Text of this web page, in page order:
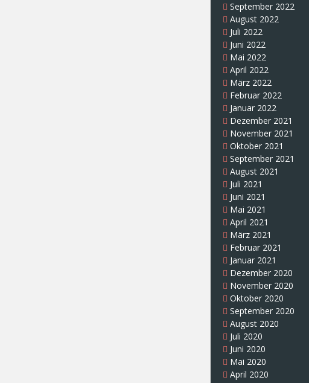
September 2022
August 2022
Juli 2022
Juni 2022
Mai 2022
April 2022
März 2022
Februar 2022
Januar 2022
Dezember 2021
November 2021
Oktober 2021
September 2021
August 2021
Juli 2021
Juni 2021
Mai 2021
April 2021
März 2021
Februar 2021
Januar 2021
Dezember 2020
November 2020
Oktober 2020
September 2020
August 2020
Juli 2020
Juni 2020
Mai 2020
April 2020